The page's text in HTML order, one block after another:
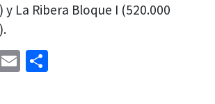
La Ribera Bloque I (520.000
Email